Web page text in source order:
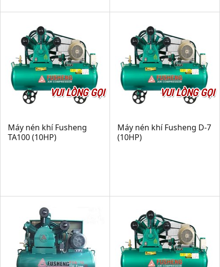
VUI LÒNG GỌI
Máy nén khí Fusheng
TA100 (10HP)
VUI LÒNG GỌI
Máy nén khí Fusheng D-7
(10HP)